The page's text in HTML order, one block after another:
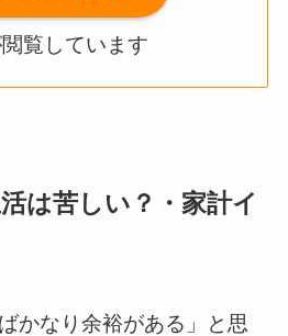
覧しています
は苦しい？・家計イ
かなり余裕がある」と思